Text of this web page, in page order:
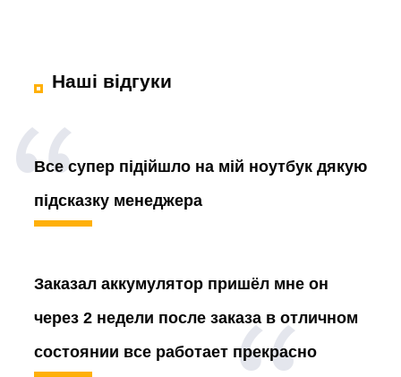
Наші відгуки
Все супер підійшло на мій ноутбук дякую
підсказку менеджера
Заказал аккумулятор пришёл мне он
через 2 недели после заказа в отличном
состоянии все работает прекрасно